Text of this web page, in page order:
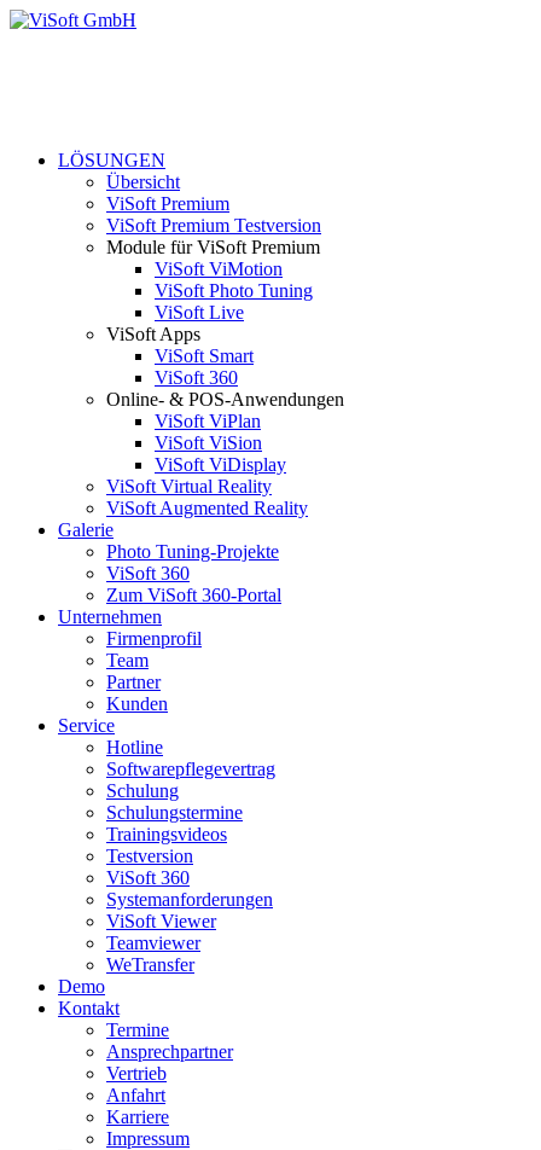
LÖSUNGEN
Übersicht
ViSoft Premium
ViSoft Premium Testversion
Module für ViSoft Premium
ViSoft ViMotion
ViSoft Photo Tuning
ViSoft Live
ViSoft Apps
ViSoft Smart
ViSoft 360
Online- & POS-Anwendungen
ViSoft ViPlan
ViSoft ViSion
ViSoft ViDisplay
ViSoft Virtual Reality
ViSoft Augmented Reality
Galerie
Photo Tuning-Projekte
ViSoft 360
Zum ViSoft 360-Portal
Unternehmen
Firmenprofil
Team
Partner
Kunden
Service
Hotline
Softwarepflegevertrag
Schulung
Schulungstermine
Trainingsvideos
Testversion
ViSoft 360
Systemanforderungen
ViSoft Viewer
Teamviewer
WeTransfer
Demo
Kontakt
Termine
Ansprechpartner
Vertrieb
Anfahrt
Karriere
Impressum